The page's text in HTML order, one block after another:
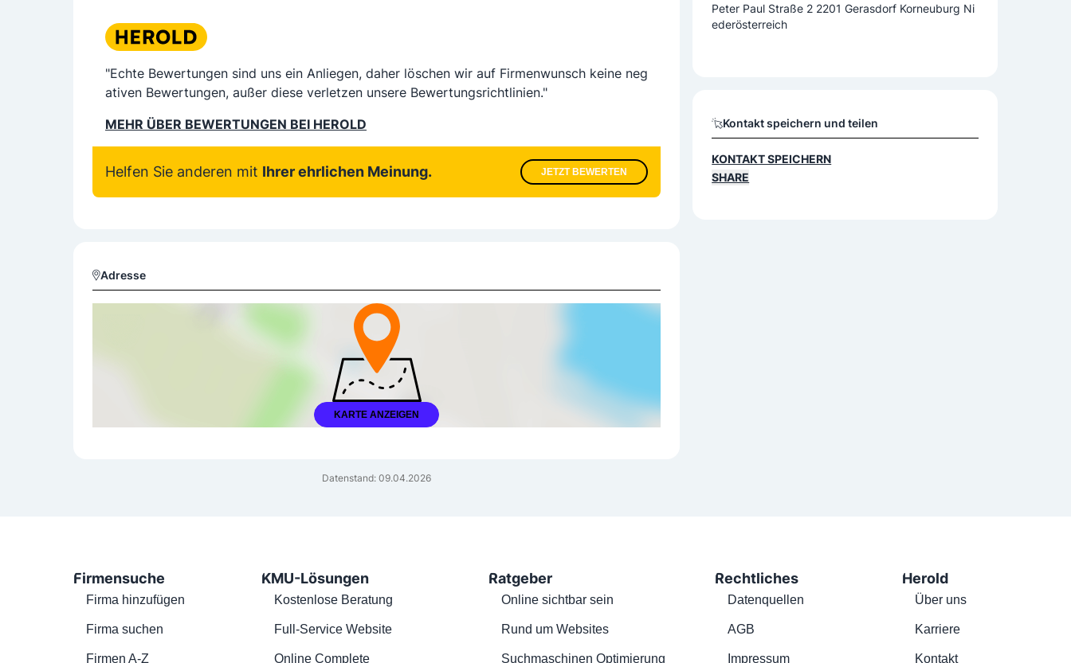
"Echte Bewertungen sind uns ein Anliegen, daher löschen wir auf Firmenwunsch keine neg
ativen Bewertungen, außer diese verletzen unsere Bewertungsrichtlinien."
MEHR ÜBER BEWERTUNGEN BEI HEROLD
Helfen Sie anderen mit Ihrer ehrlichen Meinung. JETZT BEWERTEN
Adresse
KARTE ANZEIGEN
Datenstand: 09.04.2026
Peter Paul Straße 2 2201 Gerasdorf Korneuburg Ni
ederösterreich
Kontakt speichern und teilen
KONTAKT SPEICHERN
SHARE
Firmensuche
Firma hinzufügen
Firma suchen
Firmen A-Z
KMU-Lösungen
Kostenlose Beratung
Full-Service Website
Online Complete
Ratgeber
Online sichtbar sein
Rund um Websites
Suchmaschinen Optimierung
Rechtliches
Datenquellen
AGB
Impressum
Herold
Über uns
Karriere
Kontakt